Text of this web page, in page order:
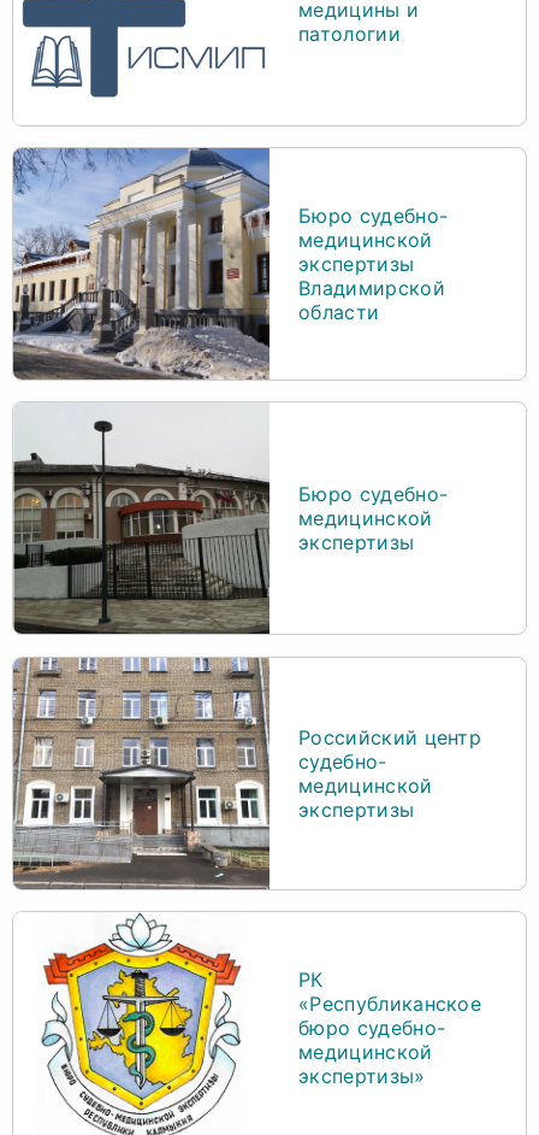
медицины и
патологии
Бюро судебно-
медицинской
экспертизы
Владимирской
области
Бюро судебно-
медицинской
экспертизы
Российский центр
судебно-
медицинской
экспертизы
РК
«Республиканское
бюро судебно-
медицинской
экспертизы»